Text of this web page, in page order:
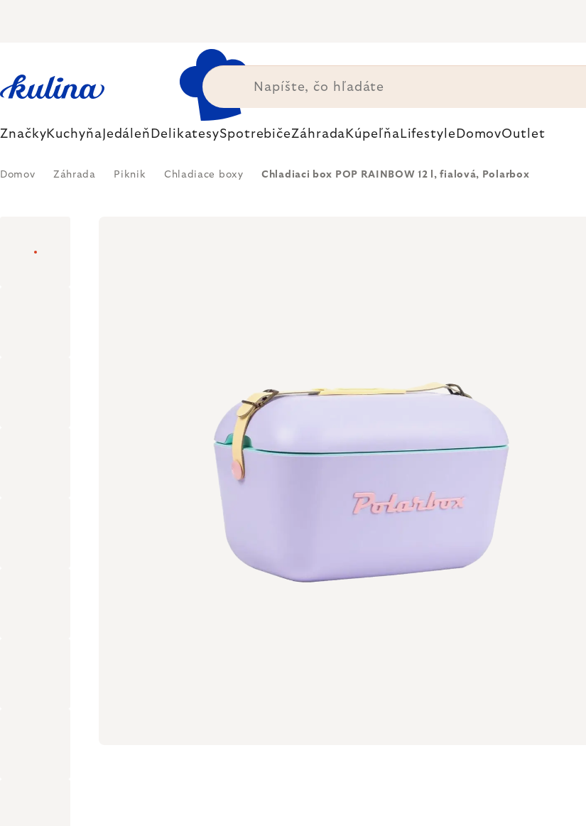
ZnačkyKuchyňa Jedáleň DelikatesySpotrebičeZáhrada Kúpeľňa Lifestyle DomovOutlet
Domov Záhrada Piknik Chladiace boxy Chladiaci box POP RAINBOW 12 l, fialová, Polarbox